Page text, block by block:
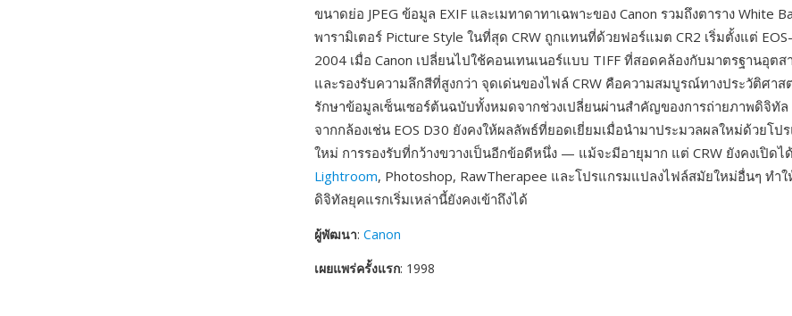
ขนาดย่อ JPEG ข้อมูล EXIF และเมทาดาทาเฉพาะของ Canon รวมถึงตาราง White
พารามิเตอร์ Picture Style ในที่สุด CRW ถูกแทนที่ด้วยฟอร์แมต CR2 เริ่มตั้งแต่
2004 เมื่อ Canon เปลี่ยนไปใช้คอนเทนเนอร์แบบ TIFF ที่สอดคล้องกับมาตรฐานอุต
และรองรับความลึกสีที่สูงกว่า จุดเด่นของไฟล์ CRW คือความสมบูรณ์ทางประวัติศา
รักษาข้อมูลเซ็นเซอร์ต้นฉบับทั้งหมดจากช่วงเปลี่ยนผ่านสำคัญของการถ่ายภาพดิจิทั
จากกล้องเช่น EOS D30 ยังคงให้ผลลัพธ์ที่ยอดเยี่ยมเมื่อนำมาประมวลผลใหม่ด้วยโป
ใหม่ การรองรับที่กว้างขวางเป็นอีกข้อดีหนึ่ง — แม้จะมีอายุมาก แต่ CRW ยังคงเปิดไ
Lightroom, Photoshop, RawTherapee และโปรแกรมแปลงไฟล์สมัยใหม่อื่นๆ ทำ
ดิจิทัลยุคแรกเริ่มเหล่านี้ยังคงเข้าถึงได้
ผู้พัฒนา: Canon
เผยแพร่ครั้งแรก: 1998